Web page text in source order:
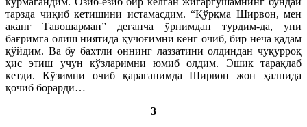
тарзда чиқиб кетишини истамасдим. “Қўрқма Ширвон, мен
аканг Тавошарман” деганча ўрнимдан турдим-да, уни
бағримга олиш ниятида қучоғимни кенг очиб, бир неча қадам
қўйдим. Ва бу бахтли оннинг лаззатини олдиндан чуқурроқ
ҳис этиш учун кўзларимни юмиб олдим. Эшик тарақлаб
кетди. Кўзимни очиб қараганимда Ширвон жон ҳалпида
қочиб борарди…
3